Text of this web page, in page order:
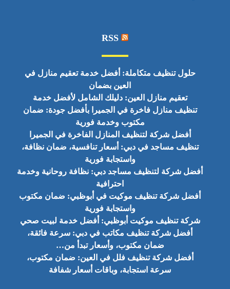
RSS
حلول تنظيف متكاملة: أفضل خدمة تعقيم منازل في
العين بضمان
تعقيم منازل العين: دليلك الشامل لأفضل خدمة
تنظيف منازل فاخرة في الجميرا بأفضل جودة: ضمان
مكتوب وخدمة فورية
أفضل شركة لتنظيف المنازل الفاخرة في الجميرا
تنظيف مساجد في دبي: أسعار تنافسية، ضمان نظافة،
واستجابة فورية
أفضل شركة لتنظيف مساجد دبي: نظافة روحانية وخدمة
احترافية
أفضل شركة تنظيف موكيت في أبوظبي: ضمان مكتوب
واستجابة فورية
شركة تنظيف موكيت أبوظبي: أفضل خدمة لبيت صحي
أفضل شركة تنظيف مكاتب في دبي: سرعة فائقة،
ضمان مكتوب، وأسعار تبدأ من…
أفضل شركة تنظيف فلل في العين: ضمان مكتوب،
سرعة استجابة، وباقات أسعار شفافة